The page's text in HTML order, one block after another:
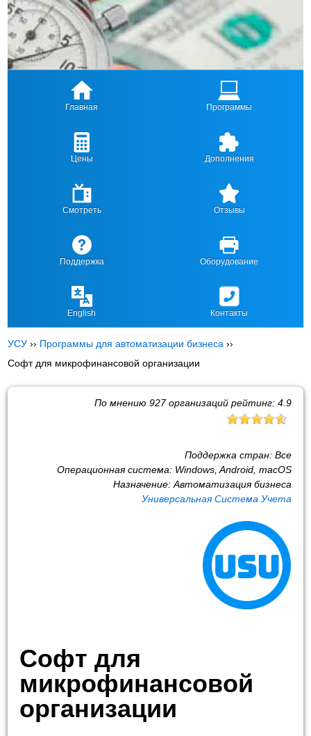
Главная Программы
Цены Дополнения
Смотреть Отзывы
Поддержка Оборудование
English Контакты
УСУ ›› Программы для автоматизации бизнеса ››
Софт для микрофинансовой организации
По мнению 927организаций рейтинг: 4.9
Поддержка стран: Все
Операционная система: Windows, Android, macOS
Назначение: Автоматизация бизнеса
Универсальная Система Учета
Софт для
микрофинансовой
организации